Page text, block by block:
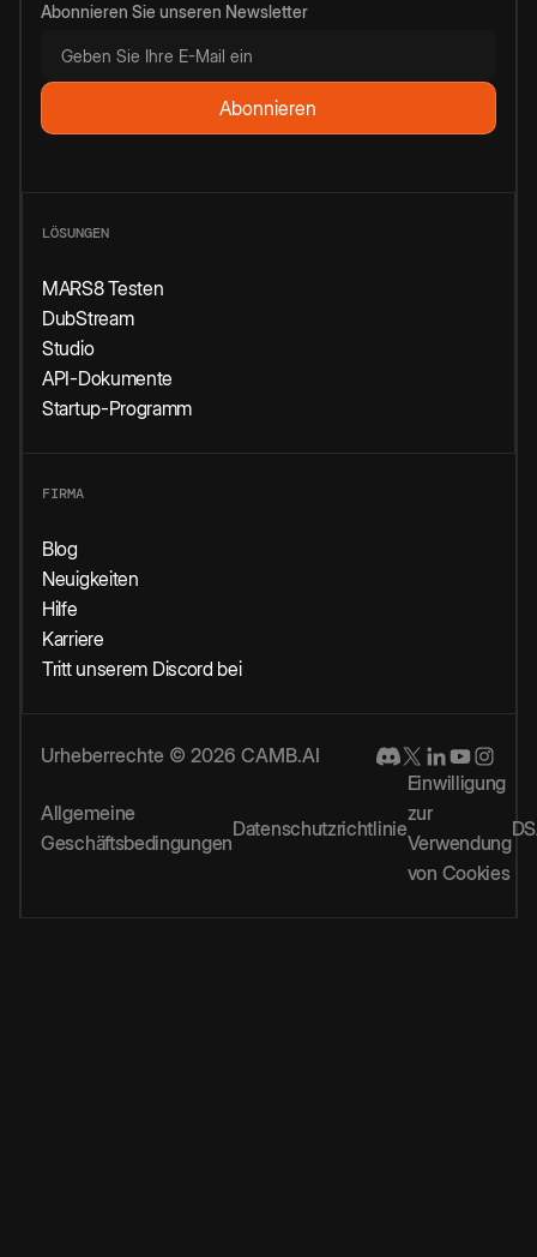
Abonnieren Sie unseren Newsletter
LÖSUNGEN
MARS8 Testen
DubStream
Studio
API-Dokumente
Startup-Programm
FIRMA
Blog
Neuigkeiten
Hilfe
Karriere
Tritt unserem Discord bei
Urheberrechte © 2026 CAMB.AI
Allgemeine
Geschäftsbedingungen
Datenschutzrichtlinie
Einwilligung
zur
Verwendung
von Cookies